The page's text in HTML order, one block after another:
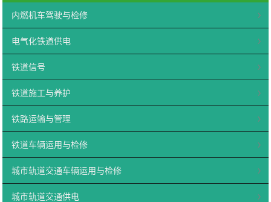
内燃机车驾驶与检修
电气化铁道供电
铁道信号
铁道施工与养护
铁路运输与管理
铁道车辆运用与检修
城市轨道交通车辆运用与检修
城市轨道交通供电